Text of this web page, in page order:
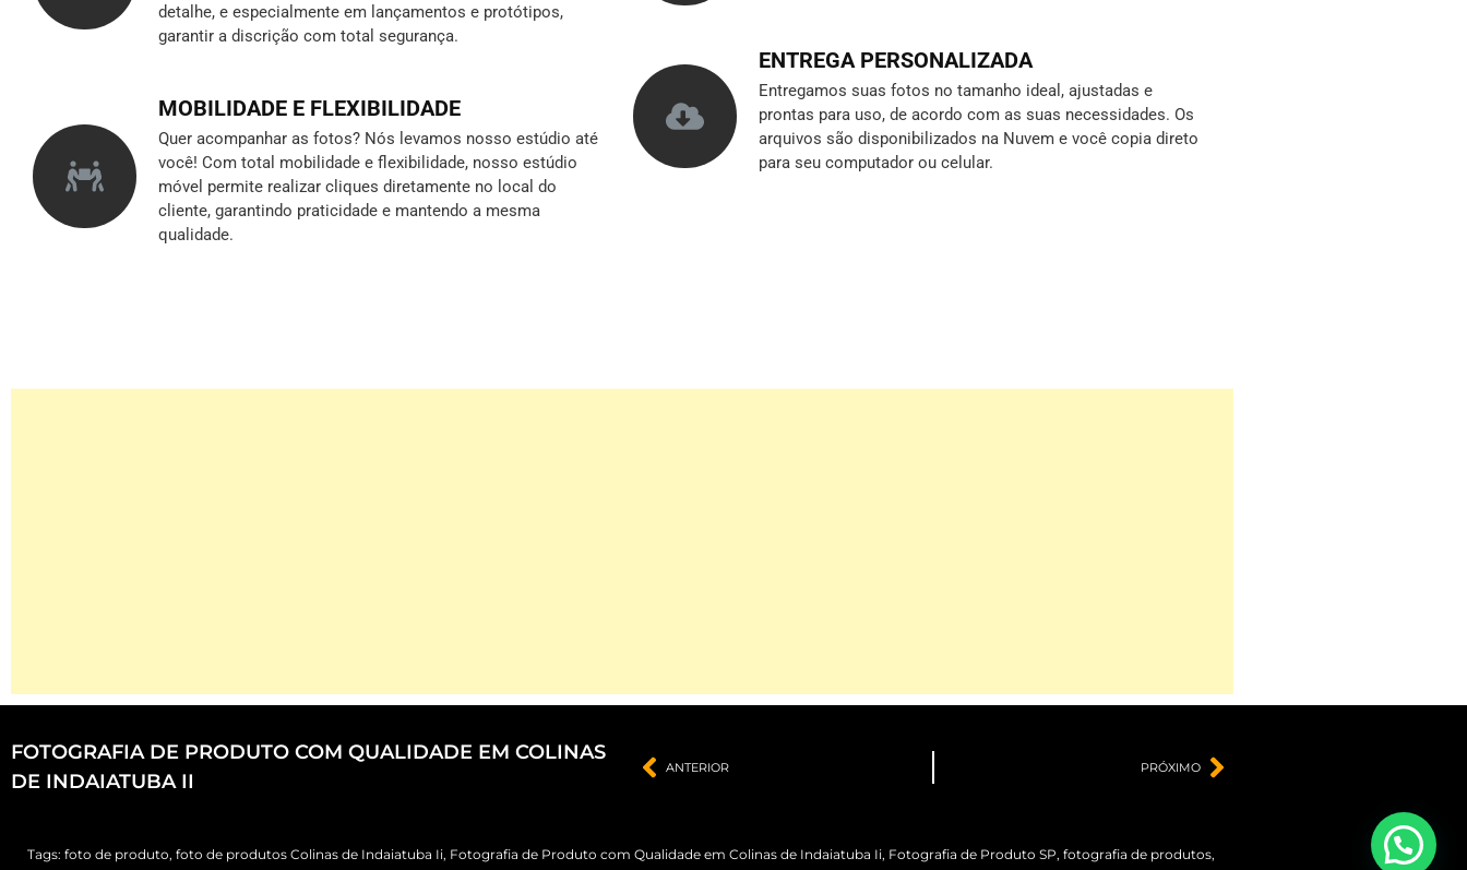
detalhe, e especialmente em lançamentos e protótipos,
garantir a discrição com total segurança.
MOBILIDADE E FLEXIBILIDADE
Quer acompanhar as fotos? Nós levamos nosso estúdio até
você! Com total mobilidade e flexibilidade, nosso estúdio
móvel permite realizar cliques diretamente no local do
cliente, garantindo praticidade e mantendo a mesma
qualidade.
ENTREGA PERSONALIZADA
Entregamos suas fotos no tamanho ideal, ajustadas e
prontas para uso, de acordo com as suas necessidades. Os
arquivos são disponibilizados na Nuvem e você copia direto
para seu computador ou celular.
FOTOGRAFIA DE PRODUTO COM QUALIDADE EM COLINAS
DE INDAIATUBA II
ANTERIOR PRÓXIMO
Tags: foto de produto, foto de produtos Colinas de Indaiatuba Ii, Fotografia de Produto com Qualidade em Colinas de Indaiatuba Ii, Fotografia de Produto SP, fotografia de produtos,